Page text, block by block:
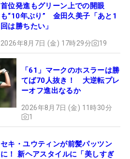
首位発進もグリーン上での開眼
も“10年ぶり” 金田久美子「あと1
回は勝ちたい」
2026年8月7日 (金) 17時29分 19
「61」マークのホスラーは勝
てば70人抜き！ 大逆転プレ
ーオフ進出なるか
2026年8月7日 (金) 11時30分
1
セキ・ユウティンが前髪パッツン
に！ 新ヘアスタイルに「美しすぎ